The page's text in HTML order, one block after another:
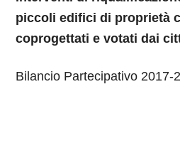
piccoli edifici di proprietà
coprogettati e votati dai
Bilancio Partecipativo 2017-